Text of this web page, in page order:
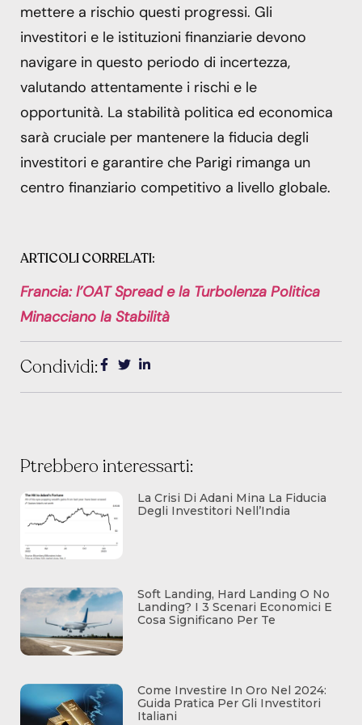
mettere a rischio questi progressi. Gli
investitori e le istituzioni finanziarie devono
navigare in questo periodo di incertezza,
valutando attentamente i rischi e le
opportunità. La stabilità politica ed economica
sarà cruciale per mantenere la fiducia degli
investitori e garantire che Parigi rimanga un
centro finanziario competitivo a livello globale.
ARTICOLI CORRELATI:
Francia: l’OAT Spread e la Turbolenza Politica
Minacciano la Stabilità
Condividi:
Ptrebbero interessarti:
La Crisi Di Adani Mina La Fiducia
Degli Investitori Nell’India
Soft Landing, Hard Landing O No
Landing? I 3 Scenari Economici E
Cosa Significano Per Te
Come Investire In Oro Nel 2024:
Guida Pratica Per Gli Investitori
Italiani